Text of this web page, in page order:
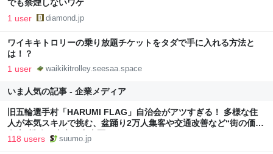
でも禁煙しないワケ
1 user diamond.jp
ワイキキトロリーの乗り放題チケットをタダで手に入れる方法と
は！？
1 user waikikitrolley.seesaa.space
いま人気の記事 - 企業メディア
旧五輪選手村「HARUMI FLAG」自治会がアツすぎる！ 多様な住
人が本気スキルで挑む、盆踊り2万人集客や交通改善など“街の価値
向上”戦略 東京・中央区
118 users suumo.jp